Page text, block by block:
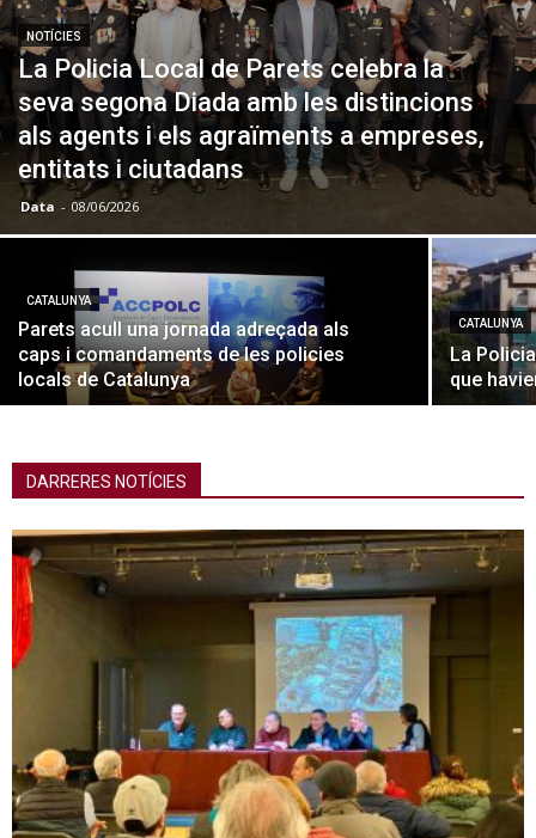
NOTÍCIES
La Policia Local de Parets celebra la
seva segona Diada amb les distincions
als agents i els agraïments a empreses,
entitats i ciutadans
Data - 08/06/2026
CATALUNYA
Parets acull una jornada adreçada als
caps i comandaments de les policies
locals de Catalunya
CATALUNYA
La
que
DARRERES NOTÍCIES